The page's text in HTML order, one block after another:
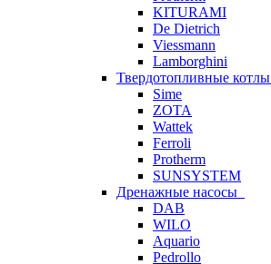
KITURAMI
De Dietrich
Viessmann
Lamborghini
Твердотопливные котлы
Sime
ZOTA
Wattek
Ferroli
Protherm
SUNSYSTEM
Дренажные насосы
DAB
WILO
Aquario
Pedrollo